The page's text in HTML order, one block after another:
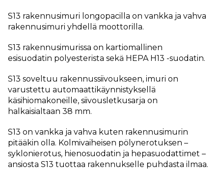
S13 rakennusimuri longopacilla on vankka ja vahva
rakennusimuri yhdellä moottorilla.
S13 rakennusimurissa on kartiomallinen
esisuodatin polyesterista sekä HEPA H13 -suodatin.
S13 soveltuu rakennussiivoukseen, imuri on
varustettu automaattikäynnistyksellä
käsihiomakoneille, siivousletkusarja on
halkaisialtaan 38 mm.
S13 on vankka ja vahva kuten rakennusimurin
pitääkin olla. Kolmivaiheisen pölynerotuksen –
syklonierotus, hienosuodatin ja hepasuodattimet –
ansiosta S13 tuottaa rakennukselle puhdasta ilmaa.